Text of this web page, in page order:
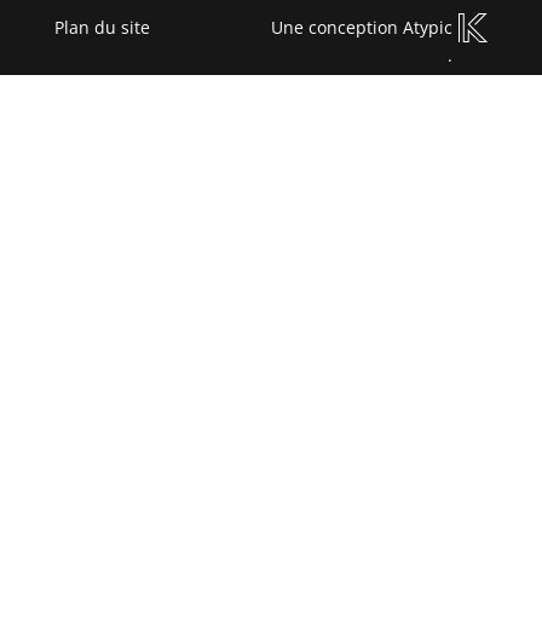
Plan du site
Une conceptionAtypic
.